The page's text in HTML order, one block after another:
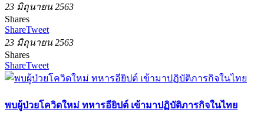
23 มิถุนายน 2563
Shares
ShareTweet
23 มิถุนายน 2563
Shares
ShareTweet
พบผู้ป่วยโควิดใหม่ ทหารอียิปต์ เข้ามาปฏิบัติภารกิจในไทย